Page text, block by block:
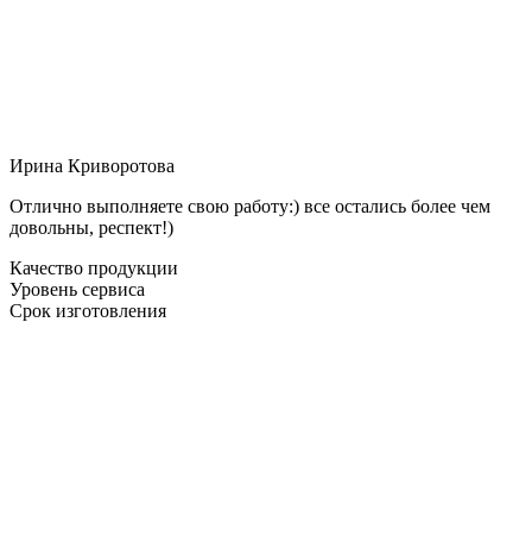
Ирина Криворотова
Отлично выполняете свою работу:) все остались более чем
довольны, респект!)
Качество продукции
Уровень сервиса
Срок изготовления